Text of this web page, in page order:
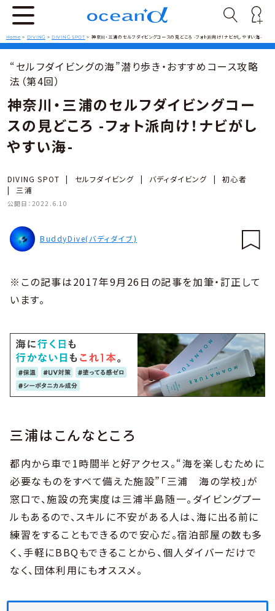
Home > DIVING >DIVING SPOT > 神奈川・三浦のセルフダイビングコースの見どころ -フォト派向け！ナビがしやすい海-
“セルフダイビングの海”潜り歩き・おすすめコース攻略
法（第4回）
神奈川・三浦のセルフダイビングコー
スの見どころ -フォト派向け！ナビがし
やすい海-
DIVING SPOT | セルフダイビング | バディダイビング |
初心者
|
三浦
公開日： 2022.6.10
BuddyDive(バディダイブ)
※この記事は2017年9月26日の記事を加筆・訂正して
います。
三浦はこんなところ
都内から車で1時間半と好アクセス。“海を楽しむために
必要なものをすべて備えた施設”「三浦 海の学校」が
窓口で、施設の充実度は三浦半島随一。ダイビングプー
ルもあるので、スキルに不安がある人は、海に出る前に
練習をすることもできるので安心だ。宿泊部屋の数も多
く、手軽にBBQもできることから、個人ダイバーだけで
なく、団体利用にもオススメ。